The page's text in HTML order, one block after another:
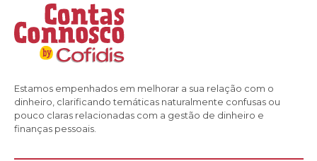
Estamos empenhados em melhorar a sua relação com o
dinheiro, clarificando temáticas naturalmente confusas ou
pouco claras relacionadas com a gestão de dinheiro e
finanças pessoais.